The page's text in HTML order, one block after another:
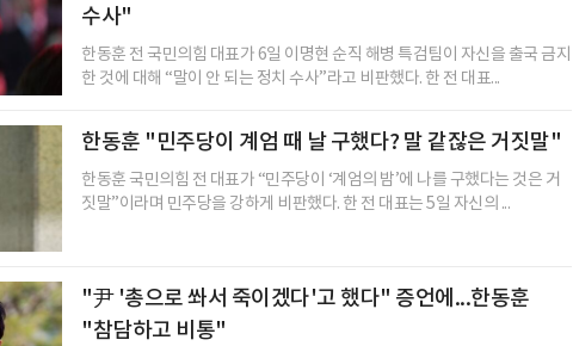
수사"
한동훈 전 국민의힘 대표가 6일 이명현 순직 해병 특검팀이 자신을 출국 금지
한 것에 대해 “말이 안 되는 정치 수사”라고 비판했다. 한 전 대표...
한동훈 "민주당이 계엄 때 날 구했다? 말 같잖은 거짓말"
한동훈 국민의힘 전 대표가 “민주당이 ‘계엄의 밤’에 나를 구했다는 것은 거
짓말”이라며 민주당을 강하게 비판했다. 한 전 대표는 5일 자신의 ...
"尹 '총으로 쏴서 죽이겠다'고 했다" 증언에...한동훈
"참담하고 비통"